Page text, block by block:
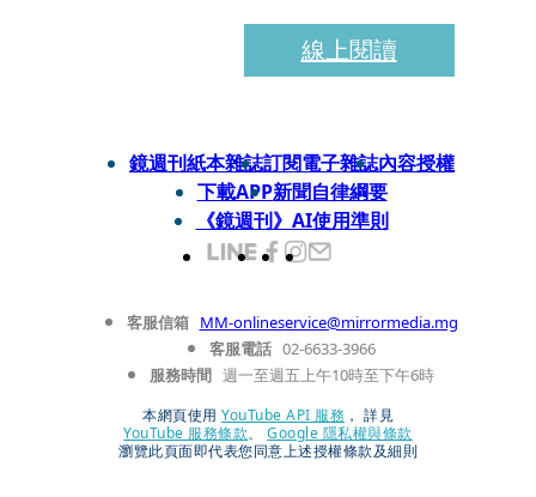
線上閱讀
鏡週刊紙本雜誌訂閱電子雜誌內容授權
下載APP新聞自律綱要
《鏡週刊》AI使用準則
客服信箱 MM-onlineservice@mirrormedia.mg
客服電話 02-6633-3966
服務時間 週一至週五上午10時至下午6時
本網頁使用 YouTube API 服務 ， 詳見
YouTube 服務條款、
Google 隱私權與條款
瀏覽此頁面即代表您同意上述授權條款及細則